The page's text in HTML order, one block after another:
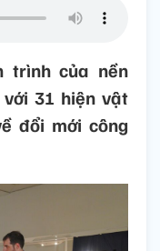
trình của nền
31 hiện vật
đổi mới công